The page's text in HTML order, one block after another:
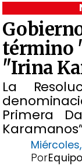
término
"Irina
La
Primera
Por